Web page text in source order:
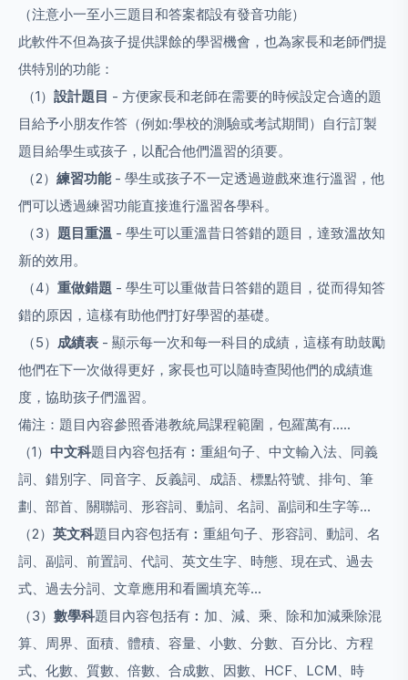
（注意小一至小三題目和答案都設有發音功能）
此軟件不但為孩子提供課餘的學習機會，也為家長和老師們提
供特別的功能：
（1） 設計題目 - 方便家長和老師在需要的時候設定合適的題
目給予小朋友作答（例如:學校的測驗或考試期間）自行訂製
題目給學生或孩子，以配合他們溫習的須要。
（2） 練習功能 - 學生或孩子不一定透過遊戲來進行溫習，他
們可以透過練習功能直接進行溫習各學科。
（3） 題目重溫 - 學生可以重溫昔日答錯的題目，達致溫故知
新的效用。
（4） 重做錯題 - 學生可以重做昔日答錯的題目，從而得知答
錯的原因，這樣有助他們打好學習的基礎。
（5） 成績表 - 顯示每一次和每一科目的成績，這樣有助鼓勵
他們在下一次做得更好，家長也可以隨時查閱他們的成績進
度，協助孩子們溫習。
備注：題目內容參照香港教統局課程範圍，包羅萬有.....
（1） 中文科題目內容包括有︰重組句子、中文輸入法、同義
詞、錯別字、同音字、反義詞、成語、標點符號、排句、筆
劃、部首、關聯詞、形容詞、動詞、名詞、副詞和生字等…
（2） 英文科題目內容包括有︰重組句子、形容詞、動詞、名
詞、副詞、前置詞、代詞、英文生字、時態、現在式、過去
式、過去分詞、文章應用和看圖填充等…
（3） 數學科題目內容包括有︰加、減、乘、除和加減乘除混
算、周界、面積、體積、容量、小數、分數、百分比、方程
式、化數、質數、倍數、合成數、因數、HCF、LCM、時